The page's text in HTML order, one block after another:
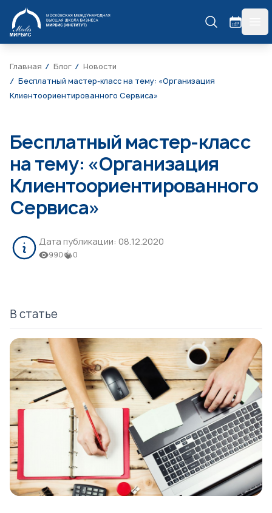
МИРБИС
Главная Блог
Новости
Бесплатный мастер-класс на тему: «Организация
Клиентоориентированного Сервиса»
Бесплатный мастер-класс
на тему: «Организация
Клиентоориентированного
Сервиса»
Дата публикации: 08.12.2020
990 0
В статье